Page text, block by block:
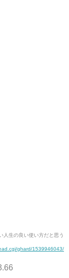
人生の良い使い方だと思う
ghard/1539946043/